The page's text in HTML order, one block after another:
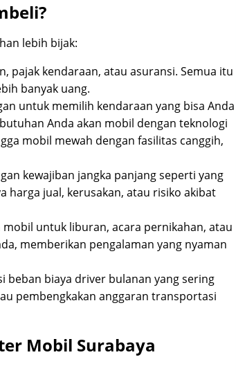
lebih bijak:
pajak kendaraan, atau asuransi. Semua itu
banyak uang.
untuk memilih kendaraan yang bisa Anda
Anda akan mobil dengan teknologi
mobil mewah dengan fasilitas canggih,
kewajiban jangka panjang seperti yang
harga jual, kerusakan, atau risiko akibat
untuk liburan, acara pernikahan, atau
memberikan pengalaman yang nyaman
beban biaya driver bulanan yang sering
pembengkakan anggaran transportasi
Mobil Surabaya